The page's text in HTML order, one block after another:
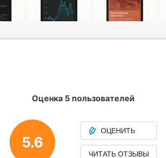
Оценка 5 пользователей
5.6
ОЦЕНИТЬ
ЧИТАТЬ ОТЗЫВЫ